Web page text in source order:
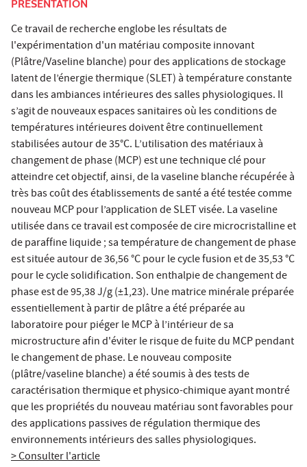
PRÉSENTATION
Ce travail de recherche englobe les résultats de
l'expérimentation d'un matériau composite innovant
(Plâtre/Vaseline blanche) pour des applications de stockage
latent de l’énergie thermique (SLET) à température constante
dans les ambiances intérieures des salles physiologiques. Il
s’agit de nouveaux espaces sanitaires où les conditions de
températures intérieures doivent être continuellement
stabilisées autour de 35°C. L’utilisation des matériaux à
changement de phase (MCP) est une technique clé pour
atteindre cet objectif, ainsi, de la vaseline blanche récupérée à
très bas coût des établissements de santé a été testée comme
nouveau MCP pour l’application de SLET visée. La vaseline
utilisée dans ce travail est composée de cire microcristalline et
de paraffine liquide ; sa température de changement de phase
est située autour de 36,56 °C pour le cycle fusion et de 35,53 °C
pour le cycle solidification. Son enthalpie de changement de
phase est de 95,38 J/g (±1,23). Une matrice minérale préparée
essentiellement à partir de plâtre a été préparée au
laboratoire pour piéger le MCP à l’intérieur de sa
microstructure afin d'éviter le risque de fuite du MCP pendant
le changement de phase. Le nouveau composite
(plâtre/vaseline blanche) a été soumis à des tests de
caractérisation thermique et physico-chimique ayant montré
que les propriétés du nouveau matériau sont favorables pour
des applications passives de régulation thermique des
environnements intérieurs des salles physiologiques.
> Consulter l'article